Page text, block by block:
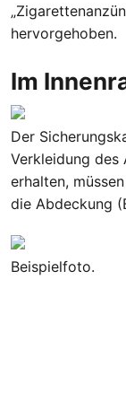
hervorgehoben.
Im
Der
Verkleidung des
erhalten,
die Abdeckung
Beispielfoto.